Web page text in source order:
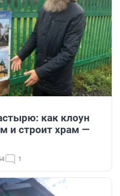
как клоун
и строит храм —
1